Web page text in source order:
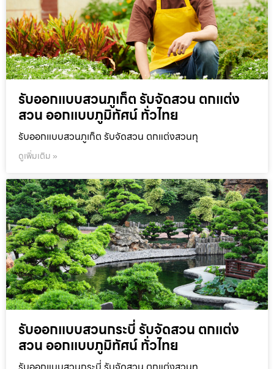
รับออกแบบสวนภูเก็ต รับจัดสวน ตกแต่ง
สวน ออกแบบภูมิทัศน์ ทั่วไทย
รับออกแบบสวนภูเก็ต รับจัดสวน ตกแต่งสวนทุ
ดูเพิ่มเติม »
รับออกแบบสวนกระบี่ รับจัดสวน ตกแต่ง
สวน ออกแบบภูมิทัศน์ ทั่วไทย